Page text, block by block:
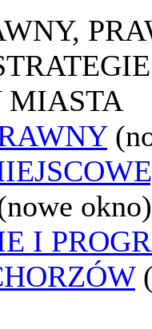
MIASTA
okno)
I